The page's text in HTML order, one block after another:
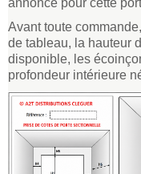
annoncé pour cette
Avant toute
de tableau, la hauteur
disponible, les
profondeur intérieure